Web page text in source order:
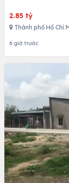
2.85 tỷ
Thành phố Hồ Chí
6 giờ trước